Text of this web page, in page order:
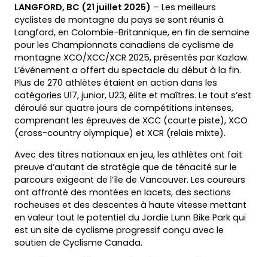
LANGFORD, BC (21 juillet 2025) – Les meilleurs
cyclistes de montagne du pays se sont réunis à
Langford, en Colombie-Britannique, en fin de semaine
pour les Championnats canadiens de cyclisme de
montagne XCO/XCC/XCR 2025, présentés par Kazlaw.
L’événement a offert du spectacle du début à la fin.
Plus de 270 athlètes étaient en action dans les
catégories U17, junior, U23, élite et maîtres. Le tout s’est
déroulé sur quatre jours de compétitions intenses,
comprenant les épreuves de XCC (courte piste), XCO
(cross-country olympique) et XCR (relais mixte).
Avec des titres nationaux en jeu, les athlètes ont fait
preuve d’autant de stratégie que de ténacité sur le
parcours exigeant de l’île de Vancouver. Les coureurs
ont affronté des montées en lacets, des sections
rocheuses et des descentes à haute vitesse mettant
en valeur tout le potentiel du Jordie Lunn Bike Park qui
est un site de cyclisme progressif conçu avec le
soutien de Cyclisme Canada.